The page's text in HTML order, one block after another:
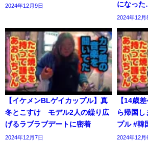
2024年12月9日
になっ
2024年12月
【イケメンBLゲイカップル】真
冬とこすけ モデル2人の繰り広
げるラブラブデートに密着
2024年12月7日
【14歳
ら帰国
プル #韓
2024年12月